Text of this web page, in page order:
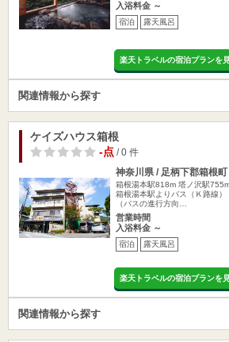
入浴料金 ～
宿泊 露天風呂
楽天トラベルの宿泊プランを
関連情報から探す
ケイズハウス箱根
-点/ 0 件
神奈川県 / 足柄下郡箱根
箱根湯本駅818m 塔ノ沢駅
箱根湯本駅よりバス（Ｋ路線
（バスの進行方向…
営業時間
入浴料金 ～
宿泊 露天風呂
楽天トラベルの宿泊プランを
関連情報から探す